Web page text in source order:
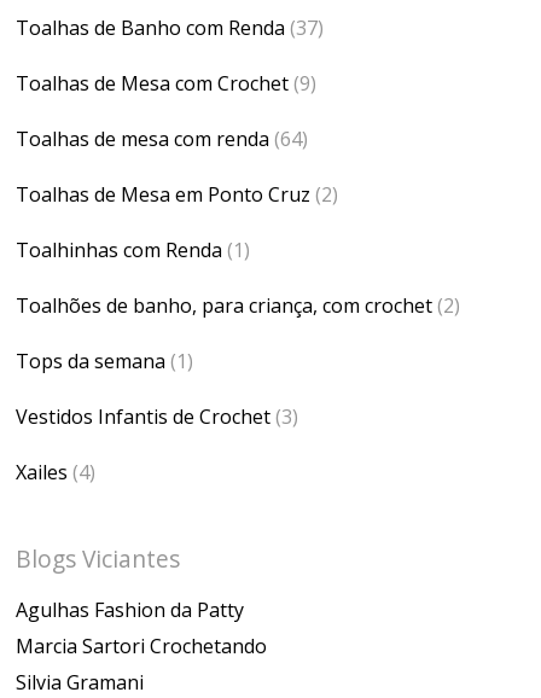
Toalhas de Banho com Renda (37)
Toalhas de Mesa com Crochet(9)
Toalhas de mesa com renda (64)
Toalhas de Mesa em Ponto Cruz (2)
Toalhinhas com Renda (1)
Toalhões de banho, para criança, com crochet(2)
Tops da semana (1)
Vestidos Infantis de Crochet(3)
Xailes (4)
Blogs Viciantes
Agulhas Fashion da Patty
Marcia Sartori Crochetando
Silvia Gramani